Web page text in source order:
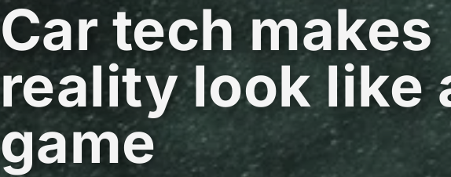
Car tech makes
reality look like
game